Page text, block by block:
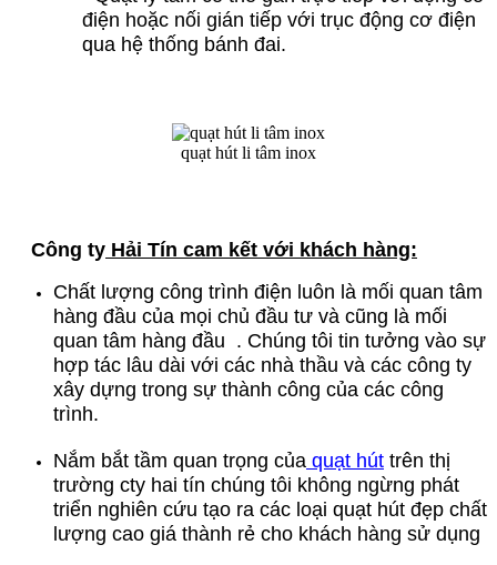
điện hoặc nối gián tiếp với trục động cơ điện
qua hệ thống bánh đai.
quạt hút li tâm inox
Công ty Hải Tín cam kết với khách hàng:
Chất lượng công trình điện luôn là mối quan tâm
hàng đầu của mọi chủ đầu tư và cũng là mối
quan tâm hàng đầu . Chúng tôi tin tưởng vào sự
hợp tác lâu dài với các nhà thầu và các công ty
xây dựng trong sự thành công của các công
trình.
Nắm bắt tầm quan trọng của quạt hút trên thị
trường cty hai tín chúng tôi không ngừng phát
triển nghiên cứu tạo ra các loại quạt hút đẹp chất
lượng cao giá thành rẻ cho khách hàng sử dụng